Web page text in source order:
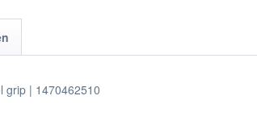
grip | 1470462510